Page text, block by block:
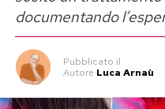
documentando
Pubblicato il
Autore Luca Arnaù